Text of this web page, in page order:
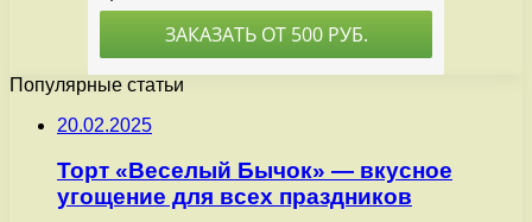
Популярные статьи
20.02.2025
Торт «Веселый Бычок» — вкусное
угощение для всех праздников